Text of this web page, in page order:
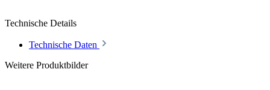
Technische Details
Technische Daten
Weitere Produktbilder